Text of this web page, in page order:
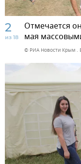
2
из 18
Отмечается
мая
© РИА Новости Крым .